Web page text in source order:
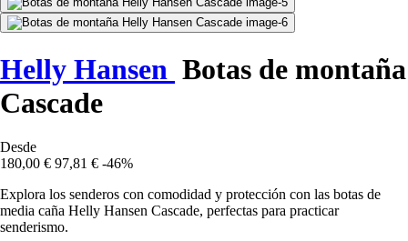
Helly Hansen Botas de montaña
Cascade
Desde
180,00 € 97,81 € -46%
Explora los senderos con comodidad y protección con las botas de
media caña Helly Hansen Cascade, perfectas para practicar
senderismo.